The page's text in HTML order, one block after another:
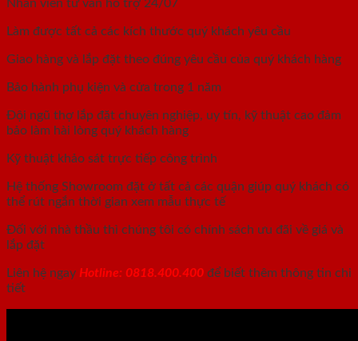
Nhân viên tư vấn hỗ trợ 24/07
Làm được tất cả các kích thước quý khách yêu cầu
Giao hàng và lắp đặt theo đúng yêu cầu của quý khách hàng
Bảo hành phụ kiện và cửa trong 1 năm
Đội ngũ thợ lắp đặt chuyên nghiệp, uy tín, kỹ thuật cao đảm
bảo làm hài lòng quý khách hàng
Kỹ thuật khảo sát trực tiếp công trình
Hệ thống Showroom đặt ở tất cả các quận giúp quý khách có
thể rút ngắn thời gian xem mẫu thực tế
Đối với nhà thầu thì chúng tôi có chính sách ưu đãi về giá và
lắp đặt
Liên hệ ngay Hotline: 0818.400.400 để biết thêm thông tin chi
tiết